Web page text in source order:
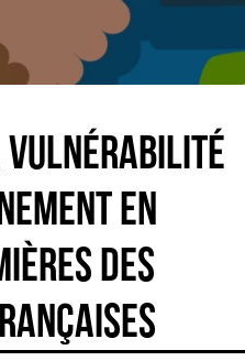
vulnérabilité
en
des